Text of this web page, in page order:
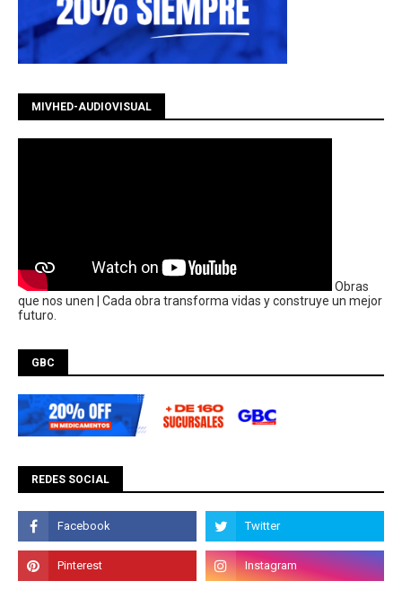
MIVHED-AUDIOVISUAL
Obras
que nos unen | Cada obra transforma vidas y construye un mejor
futuro.
GBC
REDES SOCIAL